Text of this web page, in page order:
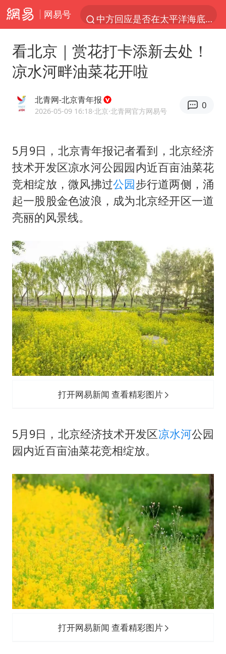
网易号
中方回应是否在太平洋海底开采稀土
U17国足1分钟轰2球
贵州轮胎子公司获美国退税8136万
台风白海豚影响中国已成定局
法国将禁止“未经同意的电话营销”
27岁女子成组织卖淫集团主犯被通缉
我国编制完成新版全月地质图
郑国霖回应去景区上班被保安拦下
感觉全东北都在等7号
东方甄选被判赔偿江小白30万元
80后女柜员逆袭成4200亿银行副行长
奋进开新局 实干挑大梁
看北京｜赏花打卡添新去处！
凉水河畔油菜花开啦
北青网-北京青年报
2026-05-09 16:18·北京·北青网官方网易号
0
5月9日，北京青年报记者看到，北京经济
技术开发区凉水河公园园内近百亩油菜花
竞相绽放，微风拂过公园步行道两侧，涌
起一股股金色波浪，成为北京经开区一道
亮丽的风景线。
打开网易新闻 查看精彩图片
5月9日，北京经济技术开发区凉水河公园
园内近百亩油菜花竞相绽放。
打开网易新闻 查看精彩图片